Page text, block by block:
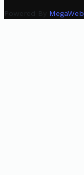
Powered By MegaWeb